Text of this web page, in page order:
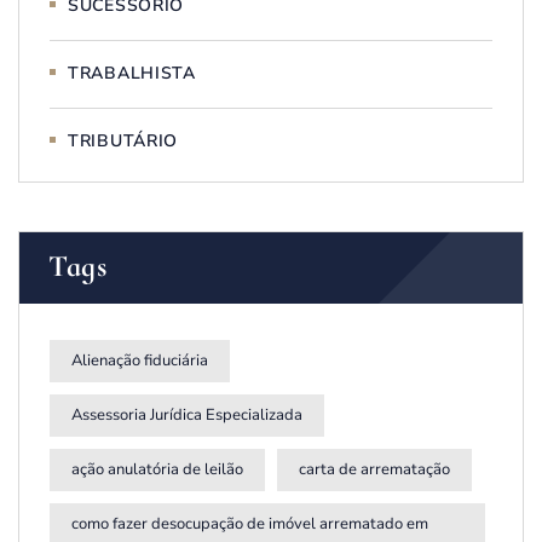
SUCESSÓRIO
TRABALHISTA
TRIBUTÁRIO
Tags
Alienação fiduciária
Assessoria Jurídica Especializada
ação anulatória de leilão carta de arrematação
como fazer desocupação de imóvel arrematado em